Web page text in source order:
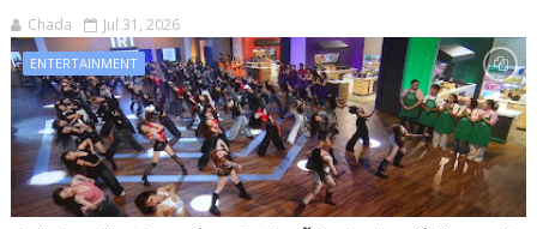
Chada Jul 31, 2026
ENTERTAINMENT